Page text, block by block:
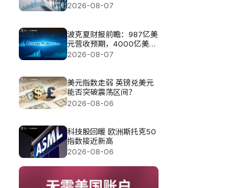
2026-08-07
波克夏财报前瞻：987亿美
元营收预期，4000亿美元
现金如何布局?
2026-08-07
美元指数走弱 英镑兑美元
能否突破震荡区间？
2026-08-06
科技股回暖 欧洲斯托克50
指数接近新高
2026-08-06